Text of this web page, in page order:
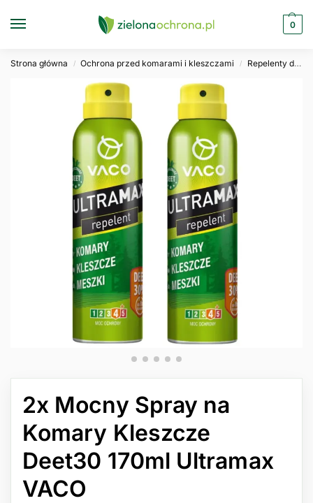
0
Strona główna / Ochrona przed komarami i kleszczami / Repelenty dla dorosłych
2x Mocny Spray na
Komary Kleszcze
Deet30 170ml Ultramax
VACO